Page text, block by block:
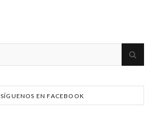
SÍGUENOS EN FACEBOOK